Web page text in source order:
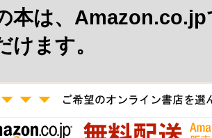
本は、
けます。